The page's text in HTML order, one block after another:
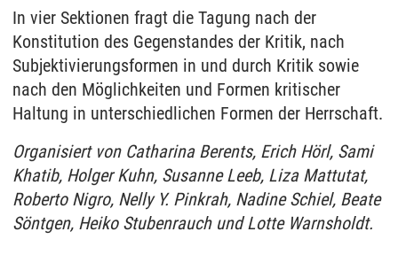
In vier Sektionen fragt die Tagung nach der
Konstitution des Gegenstandes der Kritik, nach
Subjektivierungsformen in und durch Kritik sowie
nach den Möglichkeiten und Formen kritischer
Haltung in unterschiedlichen Formen der Herrschaft.
Organisiert von Catharina Berents, Erich Hörl, Sami
Khatib, Holger Kuhn, Susanne Leeb, Liza Mattutat,
Roberto Nigro, Nelly Y. Pinkrah, Nadine Schiel, Beate
Söntgen, Heiko Stubenrauch und Lotte Warnsholdt.